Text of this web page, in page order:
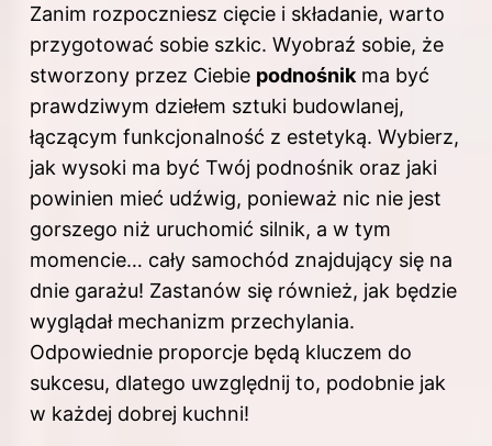
Zanim rozpoczniesz cięcie i składanie, warto
przygotować sobie szkic. Wyobraź sobie, że
stworzony przez Ciebie podnośnik ma być
prawdziwym dziełem sztuki budowlanej,
łączącym funkcjonalność z estetyką. Wybierz,
jak wysoki ma być Twój podnośnik oraz jaki
powinien mieć udźwig, ponieważ nic nie jest
gorszego niż uruchomić silnik, a w tym
momencie… cały samochód znajdujący się na
dnie garażu! Zastanów się również, jak będzie
wyglądał mechanizm przechylania.
Odpowiednie proporcje będą kluczem do
sukcesu, dlatego uwzględnij to, podobnie jak
w każdej dobrej kuchni!